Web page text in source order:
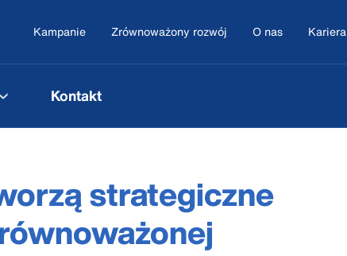
Kampanie Zrównoważony rozwój O nas Kariera
Kontakt
strategiczne